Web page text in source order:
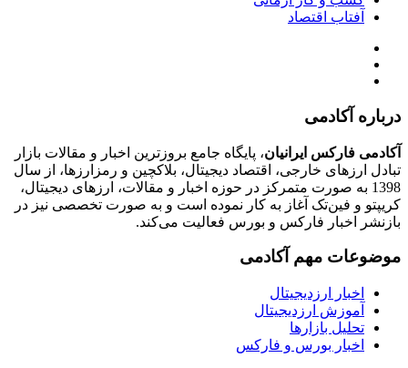
آفتاب اقتصاد
درباره آکادمی
آکادمی فارکس ایرانیان، پایگاه جامع بروزترین اخبار و مقالات بازار
تبادل ارزهای خارجی، اقتصاد دیجیتال، بلاکچین و رمزارزها، از سال
1398 به صورت متمرکز در حوزه اخبار و مقالات، ارزهای‌ دیجیتال،
کریپتو و فین‌تک آغاز به کار نموده است و به صورت تخصصی نیز در
بازنشر اخبار فارکس و بورس فعالیت می‌کند.
موضوعات مهم آکادمی
اخبار ارزدیجیتال
آموزش ارزدیجیتال
تحلیل بازارها
اخبار بورس و فارکس